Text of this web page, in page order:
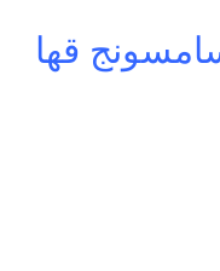
قها